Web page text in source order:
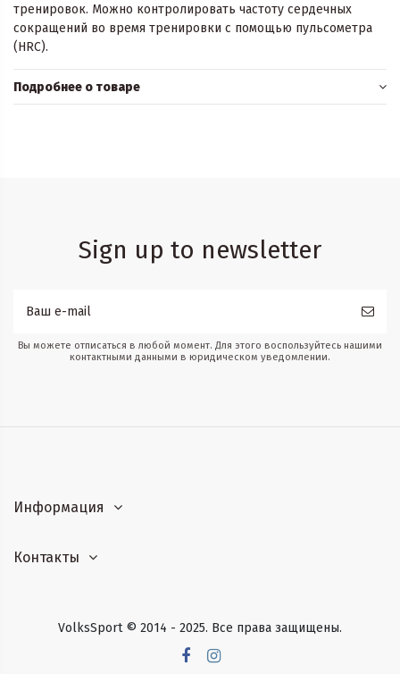
тренировок. Можно контролировать частоту сердечных
сокращений во время тренировки с помощью пульсометра
(HRC).
Подробнее о товаре
Sign up to newsletter
Вы можете отписаться в любой момент. Для этого воспользуйтесь нашими
контактными данными в юридическом уведомлении.
Информация
Контакты
VolksSport © 2014 - 2025. Все права защищены.